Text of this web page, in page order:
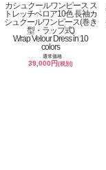
カシュクールワンピース ス
トレッチベロア10色 長袖カ
シュクールワンピース(巻き
型・ラップ式)
Wrap Velour Dress in 10
colors
通常価格
39,000円(税別)